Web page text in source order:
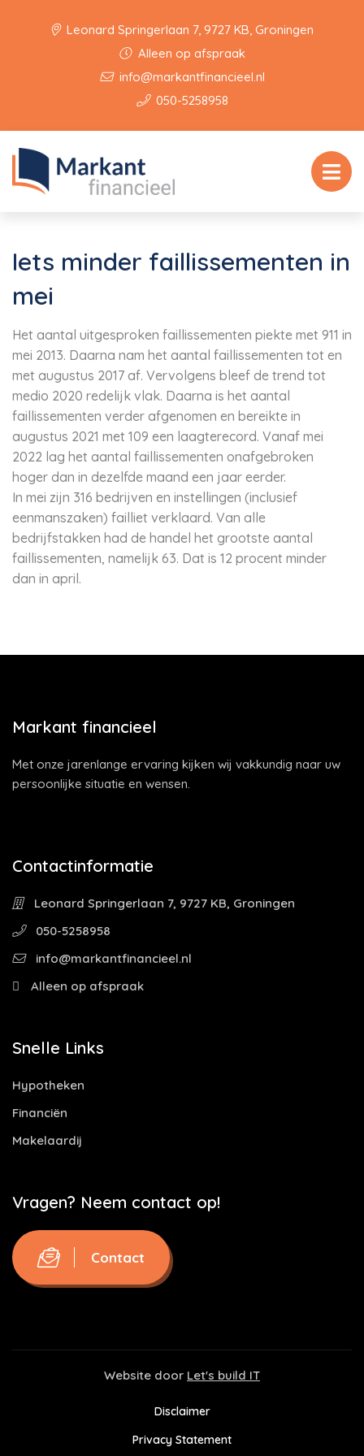
Leonard Springerlaan 7, 9727 KB, Groningen
Alleen op afspraak
info@markantfinancieel.nl
050-5258958
Iets minder faillissementen in
mei
Het aantal uitgesproken faillissementen piekte met 911 in
mei 2013. Daarna nam het aantal faillissementen tot en
met augustus 2017 af. Vervolgens bleef de trend tot
medio 2020 redelijk vlak. Daarna is het aantal
faillissementen verder afgenomen en bereikte in
augustus 2021 met 109 een laagterecord. Vanaf mei
2022 lag het aantal faillissementen onafgebroken
hoger dan in dezelfde maand een jaar eerder.
In mei zijn 316 bedrijven en instellingen (inclusief
eenmanszaken) failliet verklaard. Van alle
bedrijfstakken had de handel het grootste aantal
faillissementen, namelijk 63. Dat is 12 procent minder
dan in april.
Markant financieel
Met onze jarenlange ervaring kijken wij vakkundig naar uw
persoonlijke situatie en wensen.
Contactinformatie
Leonard Springerlaan 7, 9727 KB, Groningen
050-5258958
info@markantfinancieel.nl
Alleen op afspraak
Snelle Links
Hypotheken
Financiën
Makelaardij
Vragen? Neem contact op!
Contact
Website door Let's build IT
Disclaimer
Privacy Statement